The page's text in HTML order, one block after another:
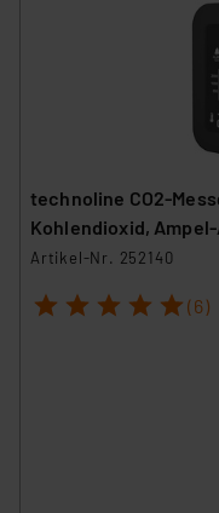
technoline CO2-
Kohlendioxid,
Artikel-Nr. 252140
1 2 3 4 5 (6)